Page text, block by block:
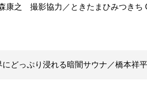
康之 撮影協力／ときたまひみつきち
にどっぷり浸れる暗闇サウナ／橋本祥平